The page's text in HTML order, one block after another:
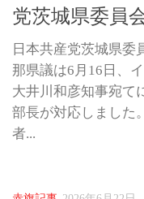
党茨城県委員
日本共産党茨城県委
那県議は6月16日、
大井川和彦知事宛て
部長が対応しました
者...